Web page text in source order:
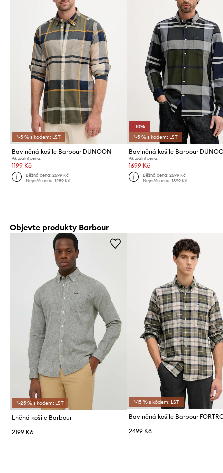
*-5 % s kódem: LST
Bavlněná košile Barbour DUNOON
Aktuální cena:
1199 Kč
Běžná cena:2599 Kč
Nejnižší cena:1289 Kč
-10%
*-5 % s kódem: LST
Bavlněná košile Barbour
Aktuální cena:
1699 Kč
Běžná cena: 2599 Kč
Nejnižší cena: 1899 Kč
Objevte produkty Barbour
*-25 % s kódem: LST
Lněná košile Barbour
2199 Kč
*-15 % s kódem: LST
Bavlněná košile Barbour
2499 Kč